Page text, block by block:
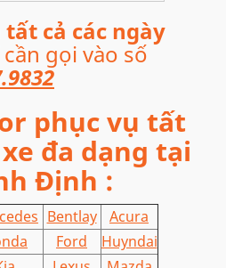
tất cả các ngày
cần gọi vào số
phục vụ tất
đa dạng tại
Định :
Bentlay
Acura
Ford
Huyndai